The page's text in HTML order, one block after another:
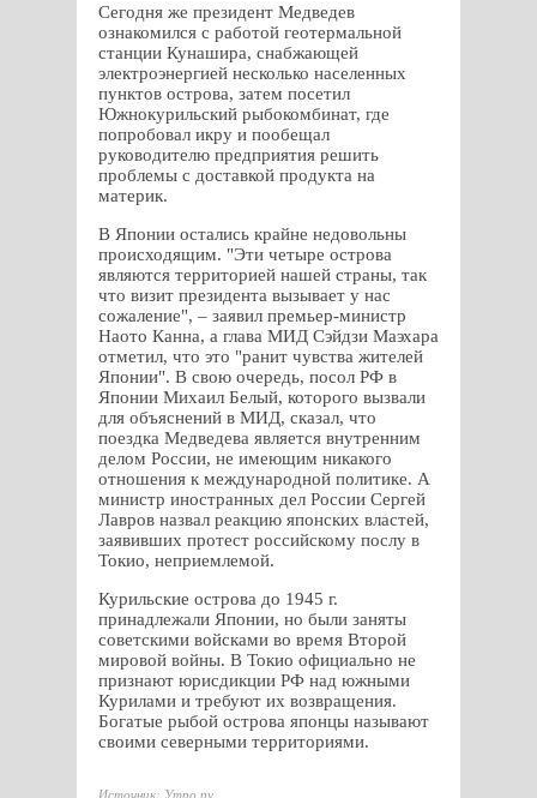
Сегодня же президент Медведев
ознакомился с работой геотермальной
станции Кунашира, снабжающей
электроэнергией несколько населенных
пунктов острова, затем посетил
Южнокурильский рыбокомбинат, где
попробовал икру и пообещал
руководителю предприятия решить
проблемы с доставкой продукта на
материк.
В Японии остались крайне недовольны
происходящим. "Эти четыре острова
являются территорией нашей страны, так
что визит президента вызывает у нас
сожаление", – заявил премьер-министр
Наото Канна, а глава МИД Сэйдзи Маэхара
отметил, что это "ранит чувства жителей
Японии". В свою очередь, посол РФ в
Японии Михаил Белый, которого вызвали
для объяснений в МИД, сказал, что
поездка Медведева является внутренним
делом России, не имеющим никакого
отношения к международной политике. А
министр иностранных дел России Сергей
Лавров назвал реакцию японских властей,
заявивших протест российскому послу в
Токио, неприемлемой.
Курильские острова до 1945 г.
принадлежали Японии, но были заняты
советскими войсками во время Второй
мировой войны. В Токио официально не
признают юрисдикции РФ над южными
Курилами и требуют их возвращения.
Богатые рыбой острова японцы называют
своими северными территориями.
Источник: Утро.ру